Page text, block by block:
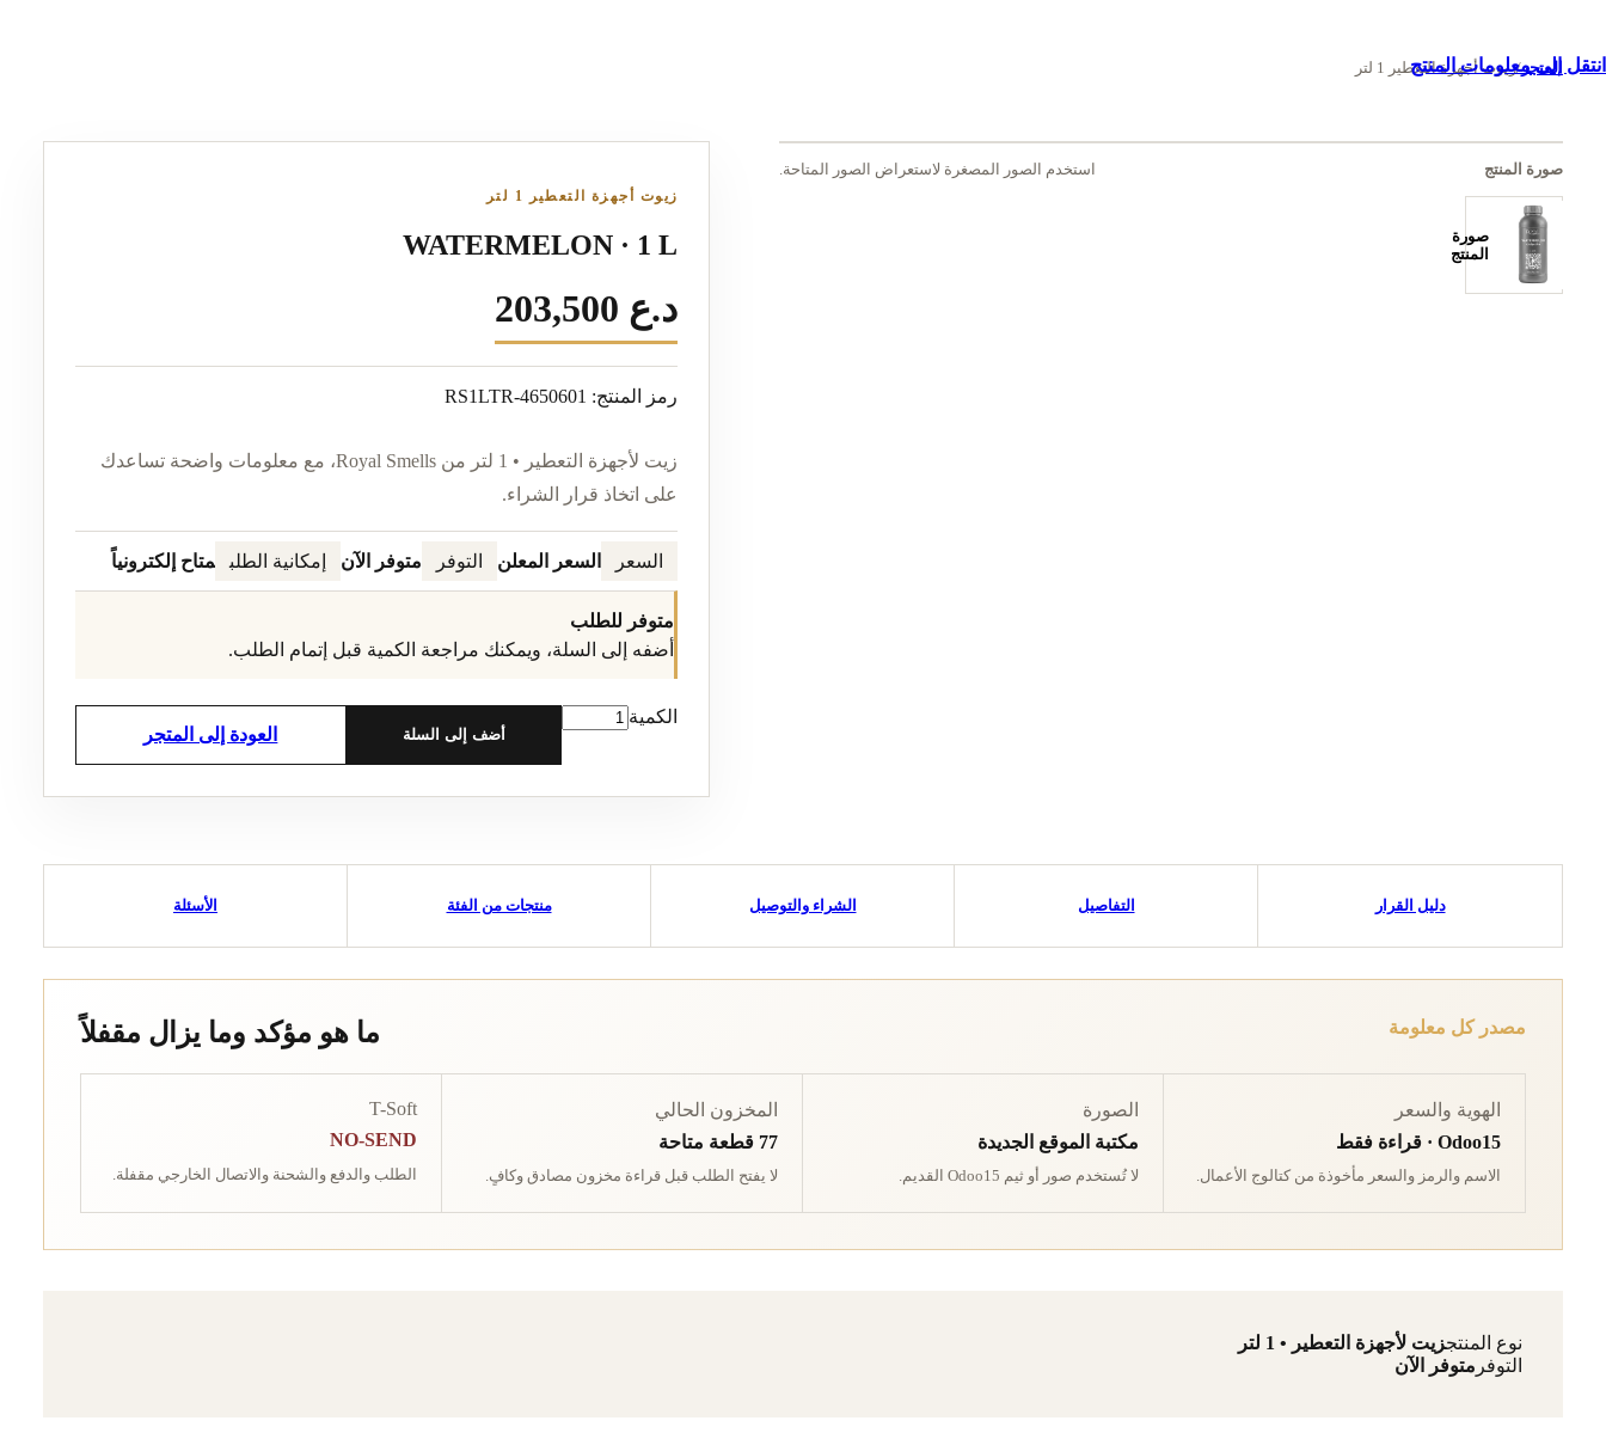
انتقل إلى معلومات المنتج
المتجر/زيوت أجهزة التعطير 1 لتر
صورة المنتج استخدم الصور المصغرة لاستعراض الصور المتاحة.
صورة
المنتج
زيوت أجهزة التعطير 1 لتر
WATERMELON · 1 L
203,500 د.ع
رمز المنتج: RS1LTR-4650601
زيت لأجهزة التعطير • 1 لتر من Royal Smells، مع معلومات واضحة تساعدك
على اتخاذ قرار الشراء.
السعر السعر المعلن التوفر متوفر الآن إمكانية الطلب متاح إلكترونياً
متوفر للطلب
أضفه إلى السلة، ويمكنك مراجعة الكمية قبل إتمام الطلب.
الكمية
أضف إلى السلة العودة إلى المتجر
دليل القرار التفاصيل الشراء والتوصيل منتجات من الفئة الأسئلة
مصدر كل معلومة ما هو مؤكد وما يزال مقفلاً
الهوية والسعر
Odoo15 · قراءة فقط
الاسم والرمز والسعر مأخوذة من كتالوج الأعمال.
الصورة
مكتبة الموقع الجديدة
لا تُستخدم صور أو ثيم Odoo15 القديم.
المخزون الحالي
77 قطعة متاحة
لا يفتح الطلب قبل قراءة مخزون مصادق وكافٍ.
T-Soft
NO-SEND
الطلب والدفع والشحنة والاتصال الخارجي مقفلة.
نوع المنتجزيت لأجهزة التعطير • 1 لتر
التوفر متوفر الآن